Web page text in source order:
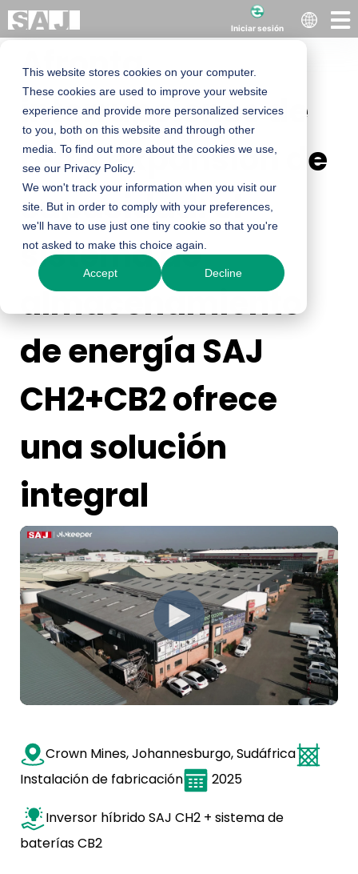
This website stores cookies on your computer.
These cookies are used to improve your website
experience and provide more personalized services
to you, both on this website and through other
media. To find out more about the cookies we use,
see our Privacy Policy.
We won't track your information when you visit our
site. But in order to comply with your preferences,
we'll have to use just one tiny cookie so that you're
not asked to make this choice again.
Accept Decline
Iniciar sesión
Afronta
interrupciones de
red y expansión de
capacidad: el
sistema de
almacenamiento
de energía SAJ
CH2+CB2 ofrece
una solución
integral
Crown Mines, Johannesburgo, Sudáfrica
Instalación de fabricación
2025
Inversor híbrido SAJ CH2 + sistema de
baterías CB2